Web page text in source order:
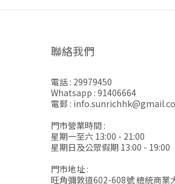
聯絡我們
電話 : 29979450
Whatsapp : 91406664
電郵 :
門市營業時間 :
星期一至六 13:00 - 21:00
星期日及公眾假期 13:00 - 19:00
門市地址 :
旺角彌敦道602-608號 總統商業